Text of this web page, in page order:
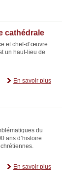
cathédrale
et chef-d’œuvre
un haut-lieu de
En savoir plus
du
ans d’histoire
En savoir plus